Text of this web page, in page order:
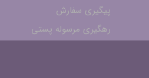
پیگیری سفارش
رهگیری مرسوله پستی